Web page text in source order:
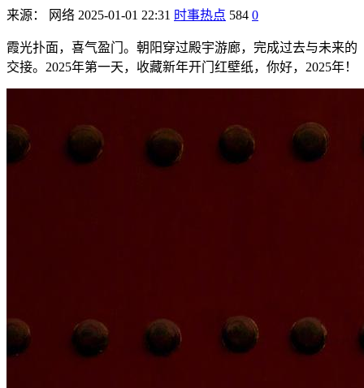
来源： 网络 2025-01-01 22:31 时事热点 584 0
霞光扑面，喜气盈门。朝阳穿过殿宇游廊，完成过去与未来的
交接。2025年第一天，收藏新年开门红壁纸，你好，2025年！